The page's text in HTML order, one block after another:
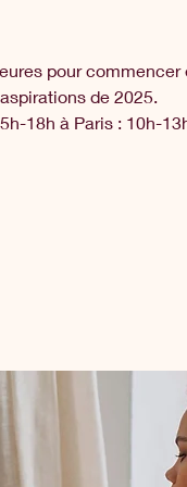
pour commencer
de 2025.
18h à Paris : 10h-